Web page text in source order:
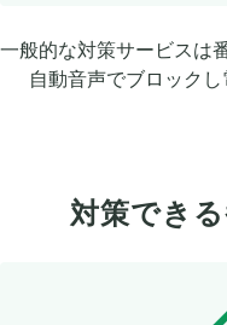
一般的な対策サービスは
自動音声でブロック
対策でき